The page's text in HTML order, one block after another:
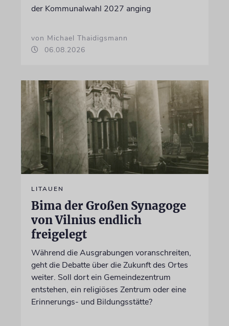
der Kommunalwahl 2027 anging
von Michael Thaidigsmann
06.08.2026
LITAUEN
Bima der Großen Synagoge
von Vilnius endlich
freigelegt
Während die Ausgrabungen voranschreiten,
geht die Debatte über die Zukunft des Ortes
weiter. Soll dort ein Gemeindezentrum
entstehen, ein religiöses Zentrum oder eine
Erinnerungs- und Bildungsstätte?